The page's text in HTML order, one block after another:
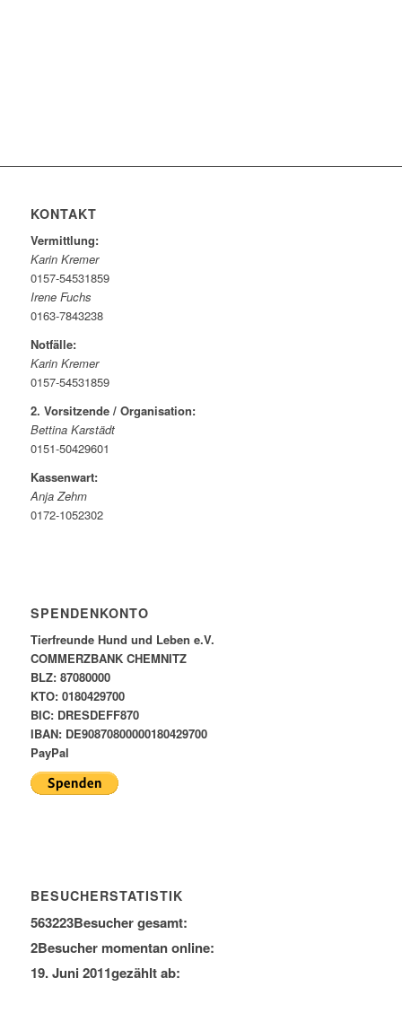
KONTAKT
Vermittlung:
Karin Kremer
0157-54531859
Irene Fuchs
0163-7843238
Notfälle:
Karin Kremer
0157-54531859
2. Vorsitzende / Organisation:
Bettina Karstädt
0151-50429601
Kassenwart:
Anja Zehm
0172-1052302
SPENDENKONTO
Tierfreunde Hund und Leben e.V.
COMMERZBANK CHEMNITZ
BLZ: 87080000
KTO: 0180429700
BIC: DRESDEFF870
IBAN: DE90870800000180429700
PayPal
BESUCHERSTATISTIK
563223Besucher gesamt:
2Besucher momentan online:
19. Juni 2011gezählt ab: